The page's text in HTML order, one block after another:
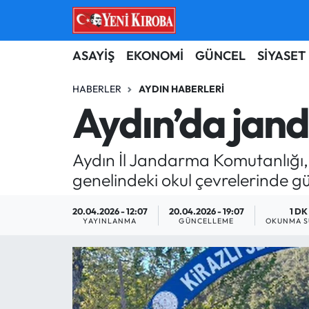
ASAYİŞ EKONOMİ GÜNCEL SİYASET
HABERLER AYDIN HABERLERI
Aydın’da
Aydın İl Jandarma
genelindeki okul çevrelerinde
20.04.2026 - 12:07
YAYINLANMA
20.04.2026 - 19:07
GÜNCELLEME
1 DK
OKUNMA
ASAYİŞ
BİLİM-TEKNOLOJİ
DÜNYA
EĞİTİM
EKONOMİ
GÜNCEL
GÜNDEM
Aydın Nöbetçi Eczaneler
Aydın Hava Durumu
Aydin Namaz Vakitleri
Aydın Trafik Yoğunluk Haritası
Süper Lig Puan Durumu ve Fikstür
Tüm Manşetler
Son Dakika Haberleri
Haber Arşivi